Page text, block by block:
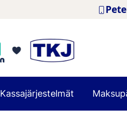
Kassajärjestelmät